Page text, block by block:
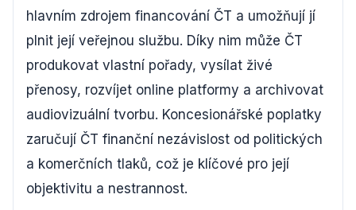
hlavním zdrojem financování ČT a umožňují jí
plnit její veřejnou službu. Díky nim může ČT
produkovat vlastní pořady, vysílat živé
přenosy, rozvíjet online platformy a archivovat
audiovizuální tvorbu. Koncesionářské poplatky
zaručují ČT finanční nezávislost od politických
a komerčních tlaků, což je klíčové pro její
objektivitu a nestrannost.